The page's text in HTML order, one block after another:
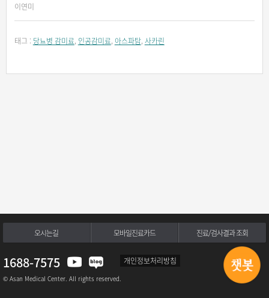
이연미
태그 : 당뇨병 감미료, 인공감미료, 아스파탐, 사카린
오시는길 모바일진료카드 진료/검사결과 조회
1688-7575 개인정보처리방침
© Asan Medical Center. All rights reserved.